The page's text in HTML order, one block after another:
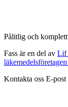
Pålitlig och
Fass är en del av Lif
Kontakta oss E-post